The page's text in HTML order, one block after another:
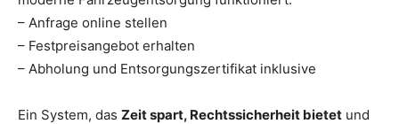
– Anfrage online stellen
– Festpreisangebot erhalten
– Abholung und Entsorgungszertifikat inklusive
Ein System, das Zeit spart, Rechtssicherheit bietet und